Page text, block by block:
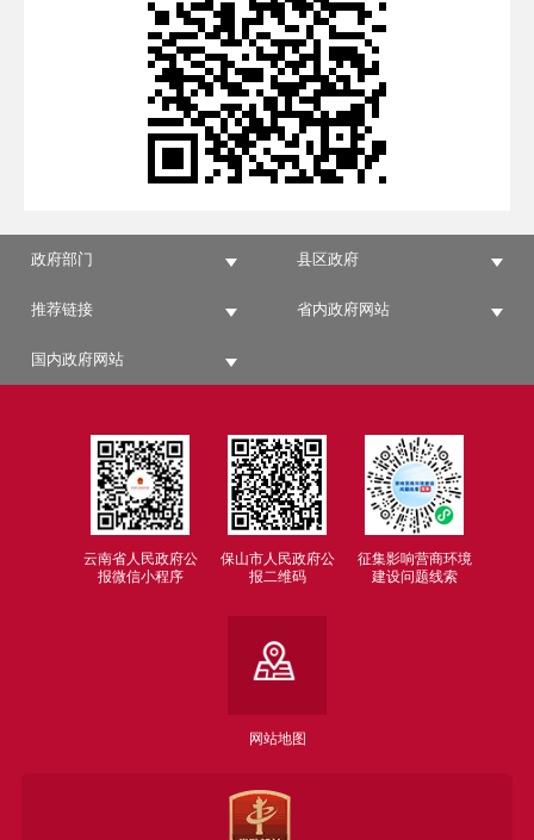
政府部门 县区政府
推荐链接 省内政府网站
国内政府网站
云南省人民政府公
报微信小程序
保山市人民政府公
报二维码
征集影响营商环境
建设问题线索
网站地图